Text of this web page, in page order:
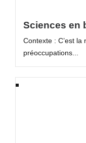
Sciences en
Contexte : C’est
préoccupations...